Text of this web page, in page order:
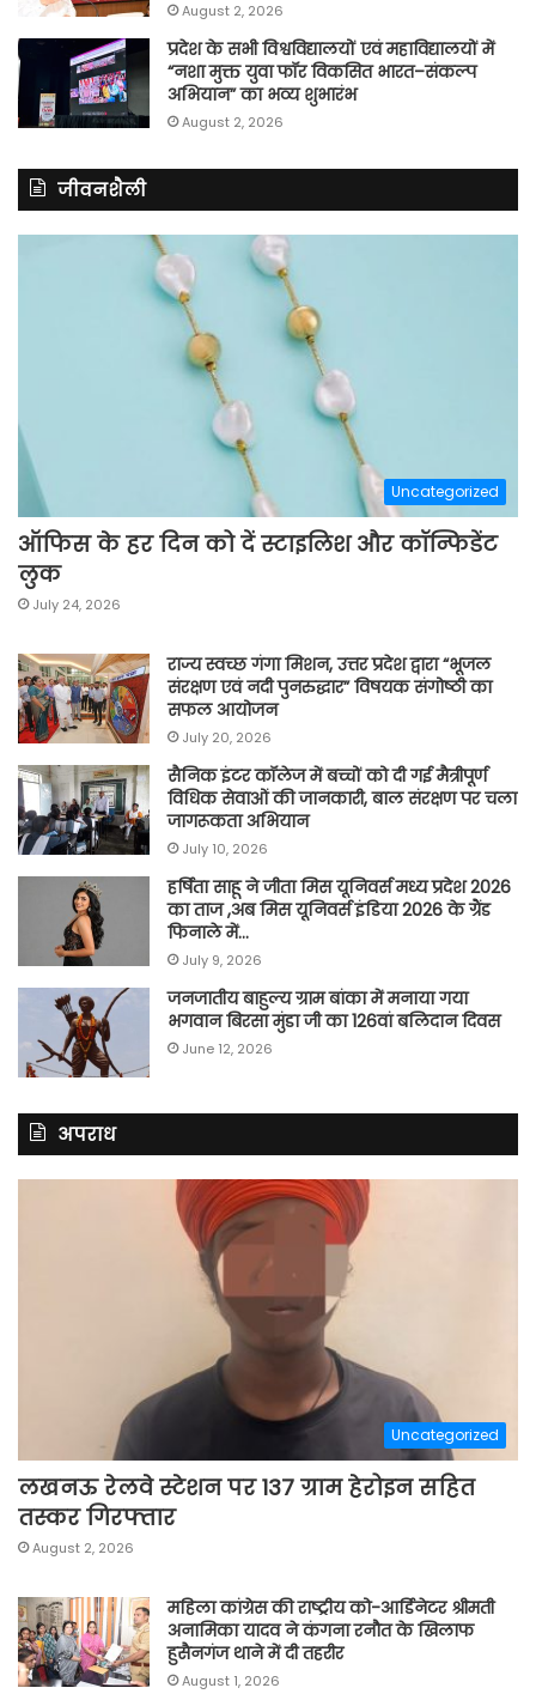
August 2, 2026
प्रदेश के सभी विश्वविद्यालयों एवं महाविद्यालयों में
“नशा मुक्त युवा फॉर विकसित भारत–संकल्प
अभियान” का भव्य शुभारंभ
August 2, 2026
जीवनशैली
Uncategorized
ऑफिस के हर दिन को दें स्टाइलिश और कॉन्फिडेंट
लुक
July 24, 2026
राज्य स्वच्छ गंगा मिशन, उत्तर प्रदेश द्वारा “भूजल
संरक्षण एवं नदी पुनरुद्धार” विषयक संगोष्ठी का
सफल आयोजन
July 20, 2026
सैनिक इंटर कॉलेज में बच्चों को दी गई मैत्रीपूर्ण
विधिक सेवाओं की जानकारी, बाल संरक्षण पर चला
जागरूकता अभियान
July 10, 2026
हर्षिता साहू ने जीता मिस यूनिवर्स मध्य प्रदेश 2026
का ताज ,अब मिस यूनिवर्स इंडिया 2026 के ग्रैंड
फिनाले में…
July 9, 2026
जनजातीय बाहुल्य ग्राम बांका में मनाया गया
भगवान बिरसा मुंडा जी का 126वां बलिदान दिवस
June 12, 2026
अपराध
Uncategorized
लखनऊ रेलवे स्टेशन पर 137 ग्राम हेरोइन सहित
तस्कर गिरफ्तार
August 2, 2026
महिला कांग्रेस की राष्ट्रीय को-आर्डिनेटर श्रीमती
अनामिका यादव ने कंगना रनौत के खिलाफ
हुसैनगंज थाने में दी तहरीर
August 1, 2026